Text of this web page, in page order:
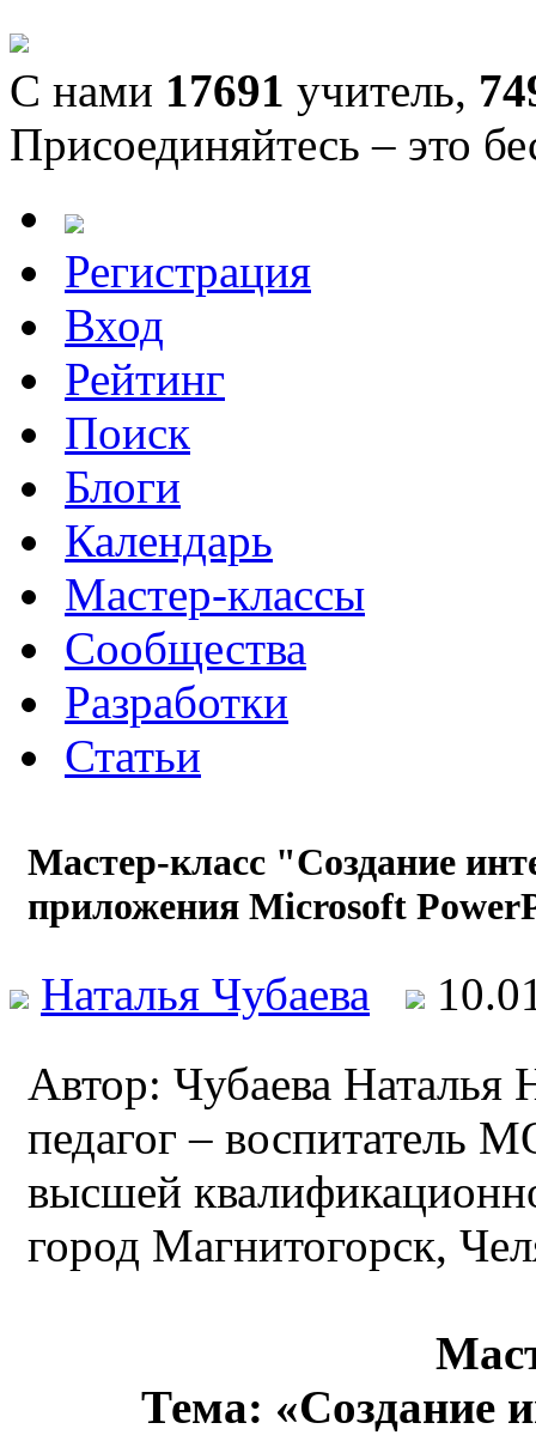
С нами 17691 учитель,
Присоединяйтесь – это
Регистрация
Вход
Рейтинг
Поиск
Блоги
Календарь
Мастер-классы
Сообщества
Разработки
Статьи
Мастер-класс "Создание
приложения Microsoft
Наталья Чубаева
Автор: Чубаева Наталья
педагог –
высшей
город Магнитогорск,
Тема: «Создание